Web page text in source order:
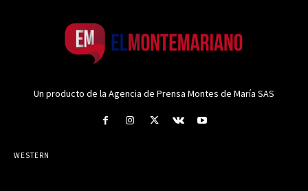
Un producto de la Agencia de Prensa Montes de María SAS
WESTERN